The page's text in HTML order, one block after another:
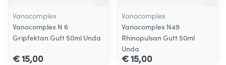
Vanocomplex
Vanocomplex N 6
Gripfektan Gutt 50ml Unda
€ 15,00
Vanocomplex
Vanocomplex N49
Rhinopulsan Gutt 50ml
Unda
€ 15,00